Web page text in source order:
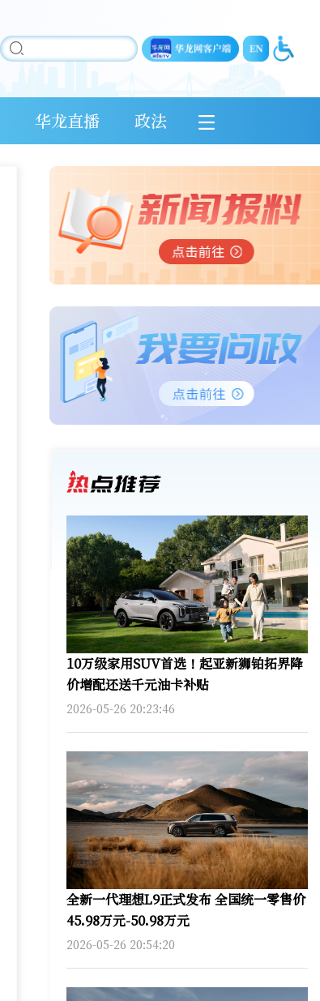
华龙直播 政法
10万级家用SUV首选！起亚新狮铂拓界降
价增配还送千元油卡补贴
2026-05-26 20:23:46
全新一代理想L9正式发布 全国统一零售价
45.98万元-50.98万元
2026-05-26 20:54:20